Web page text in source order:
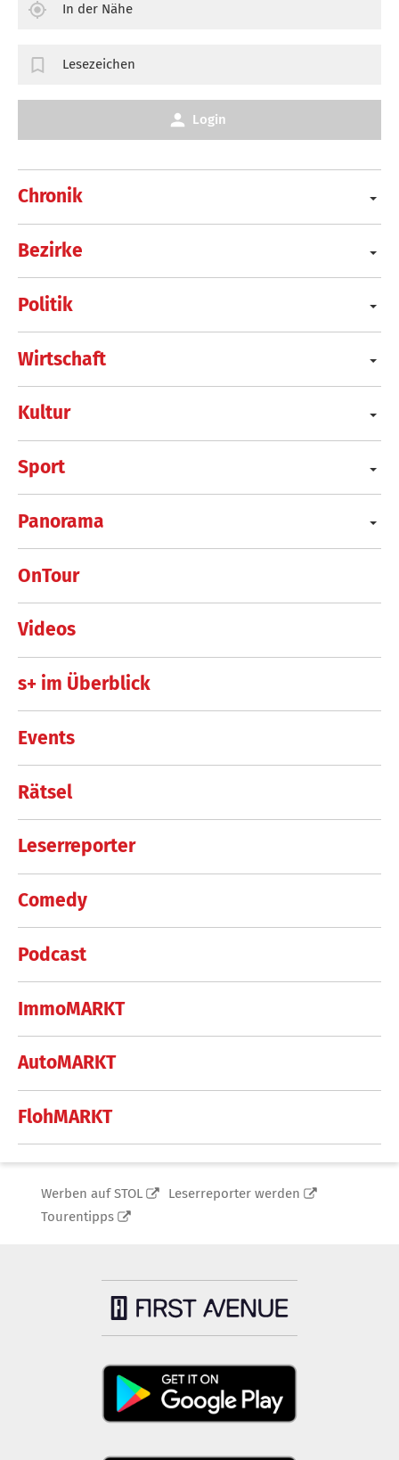
Chronik
Bezirke
Politik
Wirtschaft
Kultur
Sport
Panorama
OnTour
Videos
s+ im Überblick
Events
Rätsel
Leserreporter
Comedy
Podcast
ImmoMARKT
AutoMARKT
FlohMARKT
In der Nähe
Lesezeichen
Login
Werben auf STOL
Leserreporter werden
Tourentipps